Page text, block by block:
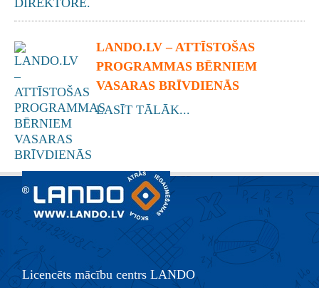
LANDO.LV – ATTĪSTOŠAS
PROGRAMMAS BĒRNIEM
VASARAS BRĪVDIENĀS
LASĪT TĀLĀK...
Licencēts mācību centrs LANDO